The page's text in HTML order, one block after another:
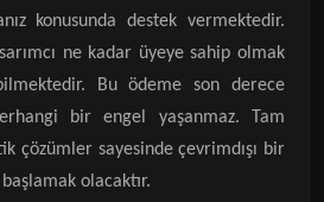
konusunda destek vermektedir.
ne kadar üyeye sahip olmak
Bu ödeme son derece
bir engel yaşanmaz. Tam
çözümler sayesinde çevrimdışı bir
olacaktır.